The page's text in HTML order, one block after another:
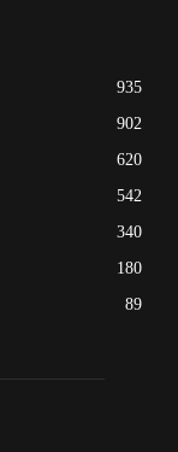
935
902
620
542
340
180
89